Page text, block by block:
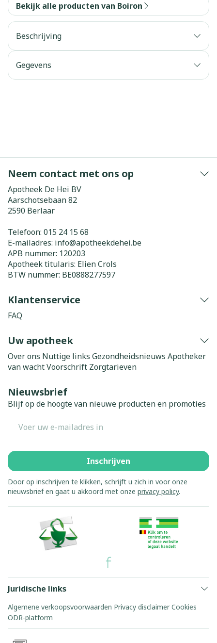
Bekijk alle producten van Boiron
Beschrijving
Gegevens
Neem contact met ons op
Apotheek De Hei BV
Aarschotsebaan 82
2590 Berlaar
Telefoon: 015 24 15 68
E-mailadres: info@apotheekdehei.be
APB nummer: 120203
Apotheek titularis: Elien Crols
BTW nummer: BE0888277597
Klantenservice
FAQ
Uw apotheek
Over ons Nuttige links Gezondheidsnieuws Apotheker
van wachtVoorschrift Zorgtarieven
Nieuwsbrief
Blijf op de hoogte van nieuwe producten en promoties
Inschrijven
Door op inschrijven te klikken, schrijft u zich in voor onze
nieuwsbrief en gaat u akkoord met onze privacy policy.
Juridische links
Algemene verkoopsvoorwaarden Privacy disclaimer Cookies
ODR-platform